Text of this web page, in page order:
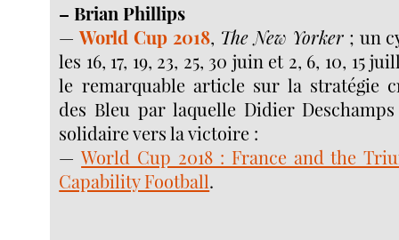
– Brian Phillips
—World Cup 2018, The New Yorker; un
les 16, 17, 19, 23, 25, 30 juin et 2, 6, 10, 15
le remarquable article sur la stratégie
des Bleu par laquelle Didier Deschamps
solidaire vers la victoire :
—World Cup 2018 : France and the
Capability Football.